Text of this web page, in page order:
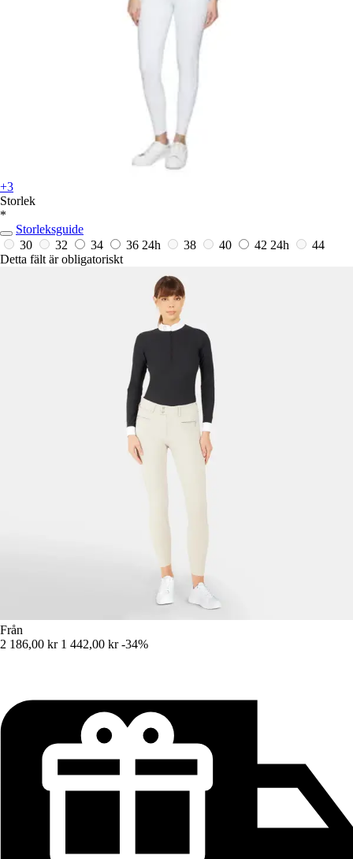
+3
Storlek
*
Storleksguide
30
32 34 36 24h 38 40 42 24h
44
Detta fält är obligatoriskt
Från
2 186,00 kr 1 442,00 kr -34%